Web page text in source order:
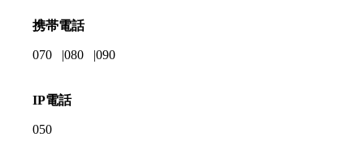
携帯電話
070 080 090
IP電話
050